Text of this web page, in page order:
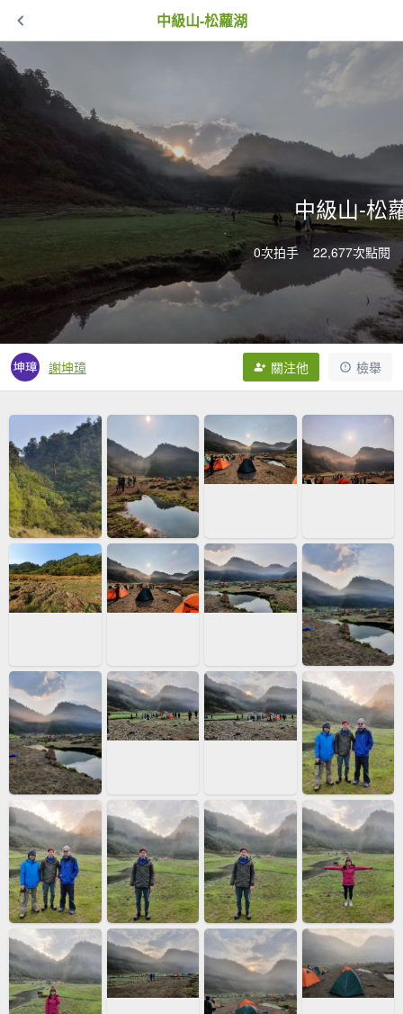
中級山-松蘿湖
中級山-松
0次拍手 22,677次點閱
謝坤璋 關注他 檢舉